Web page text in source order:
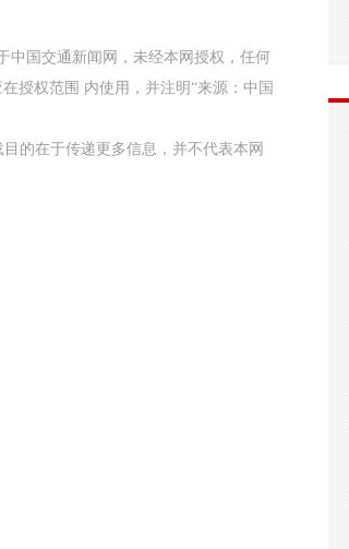
中国交通新闻网，未经本网授权，任何
授权范围 内使用，并注明“来源：中国
的在于传递更多信息，并不代表本网